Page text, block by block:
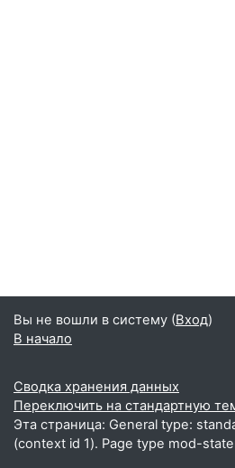
Вы не вошли в систему (Вход)
В начало
Сводка хранения данных
Переключить на стандартную
Эта страница: General type:
(context id 1). Page type mod-